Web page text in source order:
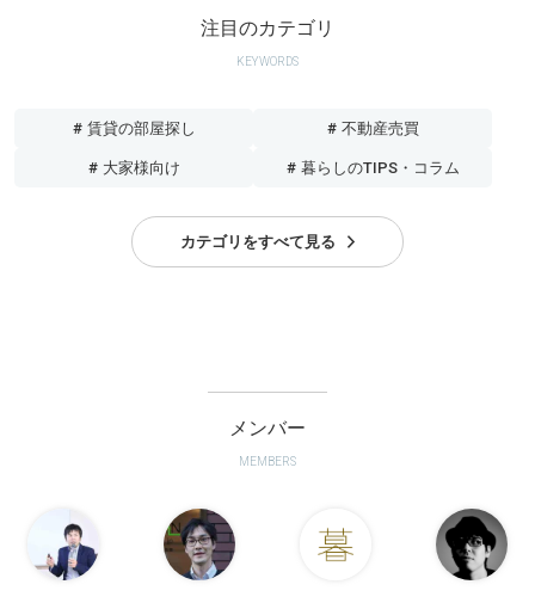
注目のカテゴリ
KEYWORDS
# 賃貸の部屋探し # 不動産売買
# 大家様向け # 暮らしのTIPS・コラム
カテゴリをすべて見る
メンバー
MEMBERS